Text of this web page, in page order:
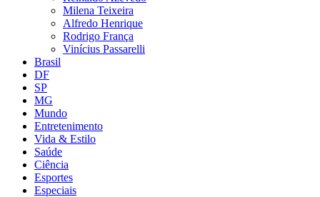
Milena Teixeira
Alfredo Henrique
Rodrigo França
Vinícius Passarelli
Brasil
DF
SP
MG
Mundo
Entretenimento
Vida & Estilo
Saúde
Ciência
Esportes
Especiais